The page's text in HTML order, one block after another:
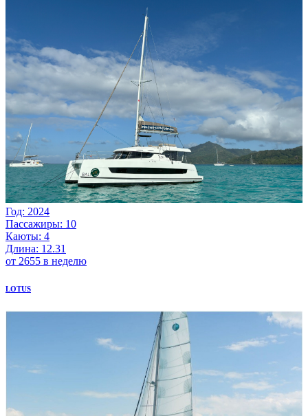
Год: 2024
Пассажиры: 10
Каюты: 4
Длина: 12.31
от 2655 в неделю
LOTUS